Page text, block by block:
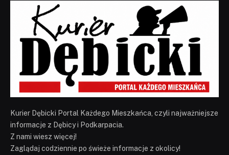
Kurier Dębicki Portal Każdego Mieszkańca, czyli najważniejsze
informacje z Dębicy i Podkarpacia.
Z nami wiesz więcej!
Zaglądaj codziennie po świeże informacje z okolicy!